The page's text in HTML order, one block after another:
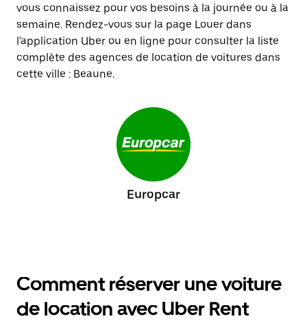
vous connaissez pour vos besoins à la journée ou à la
semaine. Rendez-vous sur la page Louer dans
l'application Uber ou en ligne pour consulter la liste
complète des agences de location de voitures dans
cette ville : Beaune.
Europcar
Comment réserver une voiture
de location avec Uber Rent